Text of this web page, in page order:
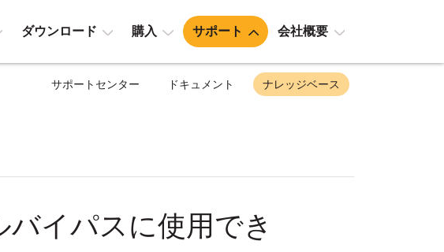
ダウンロード 購入 サポート 会社概要
サポートセンター ドキュメント ナレッジベース
イパスに使用でき